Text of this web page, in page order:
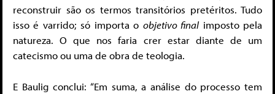
reconstruir são os termos transitórios pretéritos. Tudo
isso é varrido; só importa o objetivo finalimposto pela
natureza. O que nos faria crer estar diante de um
catecismo ou uma de obra de teologia.
E Baulig conclui: “Em suma, a análise do processo tem